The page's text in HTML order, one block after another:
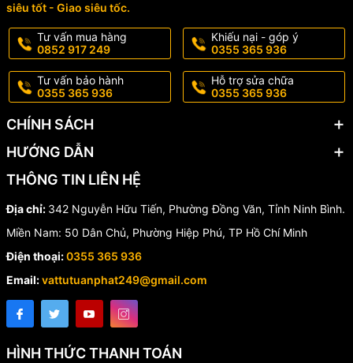
Thương
hiệu
Asahi
Xuất xứ Thái Lan
Kích cỡ
DN40 (1½ Inch)
Kiểu kết
Ren
Độ phân
giải
0.02 lít
Áp suất
16 Bar
Áp suất
làm việc
Nhiệt độ
hoạt
động
0.1°C đến 50°C
áp suất
≤ 10 kPa
Cấp bảo
vệ
IP68
dài L1
372 mm
siêu tốt - Giao siêu tốc.
Tư vấn mua hàng
0852 917 249
Khiếu nại - góp ý
0355 365 936
Tư vấn bảo hành
0355 365 936
Hỗ trợ sửa chữa
0355 365 936
CHÍNH SÁCH
HƯỚNG DẪN
THÔNG TIN LIÊN HỆ
Địa chỉ: 342 Nguyễn Hữu Tiến, Phường Đồng Văn, Tỉnh Ninh Bình.
Miền Nam: 50 Dân Chủ, Phường Hiệp Phú, TP Hồ Chí Minh
Điện thoại:0355 365 936
Email:vattutuanphat249@gmail.com
HÌNH THỨC THANH TOÁN